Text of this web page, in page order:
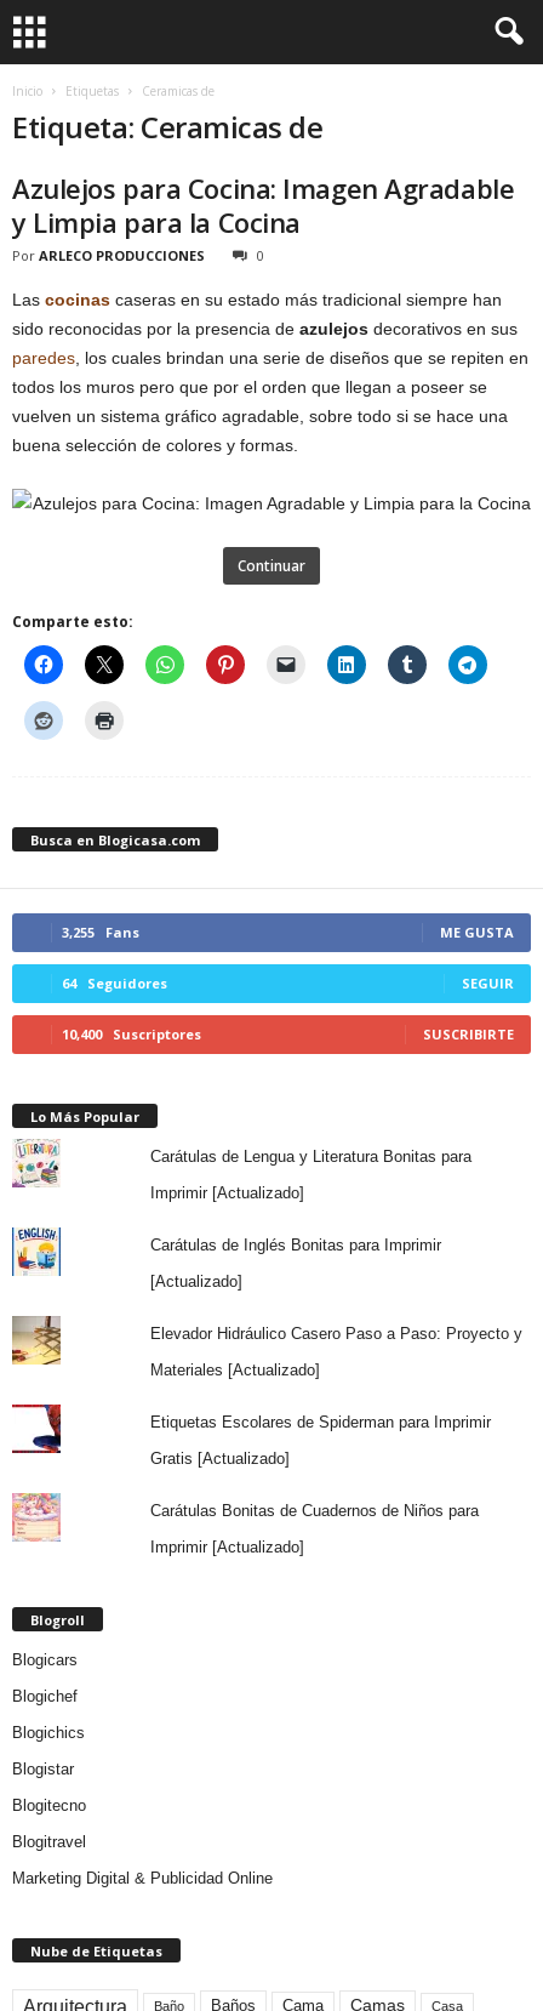
Inicio Etiquetas Ceramicas de
Etiqueta: Ceramicas de
Azulejos para Cocina: Imagen Agradable
y Limpia para la Cocina
Por ARLECO PRODUCCIONES 0
Las cocinas caseras en su estado más tradicional siempre han
sido reconocidas por la presencia de azulejos decorativos en sus
paredes , los cuales brindan una serie de diseños que se repiten en
todos los muros pero que por el orden que llegan a poseer se
vuelven un sistema gráfico agradable, sobre todo si se hace una
buena selección de colores y formas.
Continuar
Comparte esto:
Busca en Blogicasa.com
3,255 Fans ME GUSTA
64 Seguidores SEGUIR
10,400 Suscriptores SUSCRIBIRTE
Lo Más Popular
Carátulas de Lengua y Literatura Bonitas para
Imprimir [Actualizado]
Carátulas de Inglés Bonitas para Imprimir
[Actualizado]
Elevador Hidráulico Casero Paso a Paso: Proyecto y
Materiales [Actualizado]
Etiquetas Escolares de Spiderman para Imprimir
Gratis [Actualizado]
Carátulas Bonitas de Cuadernos de Niños para
Imprimir [Actualizado]
Blogroll
Blogicars
Blogichef
Blogichics
Blogistar
Blogitecno
Blogitravel
Marketing Digital & Publicidad Online
Nube de Etiquetas
Arquitectura Baño Baños Cama Camas Casa